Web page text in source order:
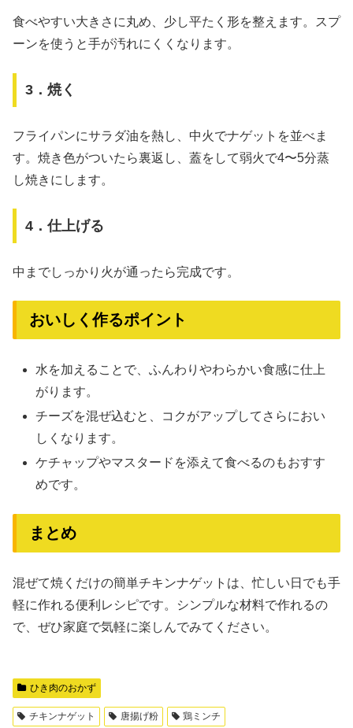
食べやすい大きさに丸め、少し平たく形を整えます。スプ
ーンを使うと手が汚れにくくなります。
3．焼く
フライパンにサラダ油を熱し、中火でナゲットを並べま
す。焼き色がついたら裏返し、蓋をして弱火で4〜5分蒸
し焼きにします。
4．仕上げる
中までしっかり火が通ったら完成です。
おいしく作るポイント
水を加えることで、ふんわりやわらかい食感に仕上
がります。
チーズを混ぜ込むと、コクがアップしてさらにおい
しくなります。
ケチャップやマスタードを添えて食べるのもおすす
めです。
まとめ
混ぜて焼くだけの簡単チキンナゲットは、忙しい日でも手
軽に作れる便利レシピです。シンプルな材料で作れるの
で、ぜひ家庭で気軽に楽しんでみてください。
ひき肉のおかず
チキンナゲット 唐揚げ粉 鶏ミンチ